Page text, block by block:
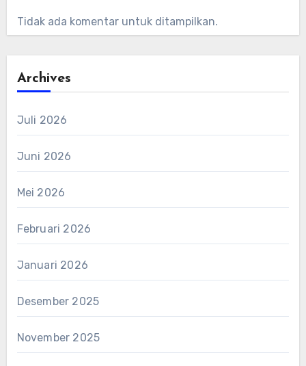
Tidak ada komentar untuk ditampilkan.
Archives
Juli 2026
Juni 2026
Mei 2026
Februari 2026
Januari 2026
Desember 2025
November 2025